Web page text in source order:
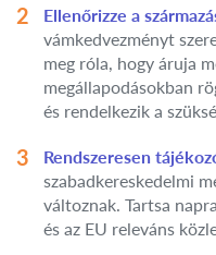
Ellenőrizze a
vámkedvezményt
meg róla, hogy áruja
megállapodásokban
és rendelkezik a
Rendszeresen
szabadkereskedelmi
változnak. Tartsa
és az EU releváns